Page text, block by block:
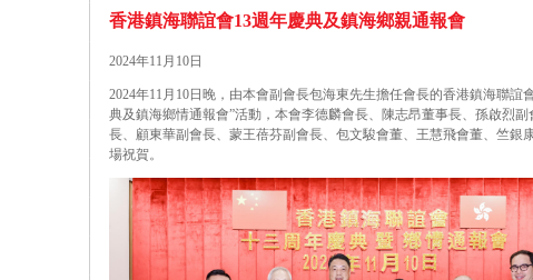
香港鎮海聯誼會13週年慶典及鎮海鄉親通報會
2024年11月10日
2024年11月10日晚，由本會副會長包海東先生擔任會長的香港鎮海聯誼
典及鎮海鄉情通報會”活動，本會李德麟會長、陳志昂董事長、孫啟烈
長、顧東華副會長、蒙王蓓芬副會長、包文駿會董、王慧飛會董、竺銀
場祝賀。